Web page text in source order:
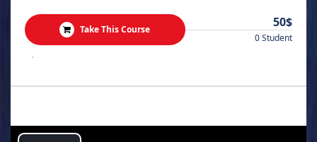
Take This Course 50$
0 Student
.